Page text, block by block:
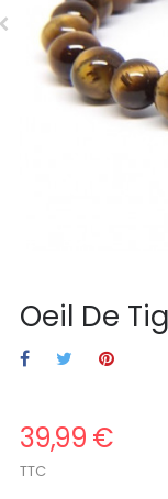
Oeil De
39,99 €
TTC